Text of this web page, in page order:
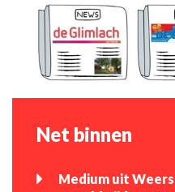
Net binnen
Medium uit